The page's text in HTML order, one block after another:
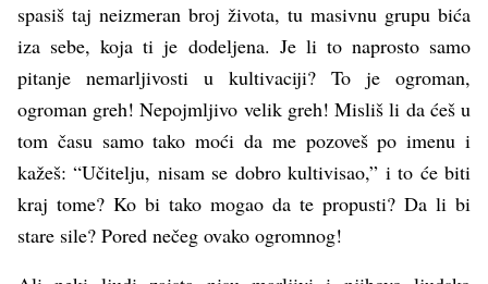
spasiš taj neizmeran broj života, tu masivnu grupu bića
iza sebe, koja ti je dodeljena. Je li to naprosto samo
pitanje nemarljivosti u kultivaciji? To je ogroman,
ogroman greh! Nepojmljivo velik greh! Misliš li da ćeš u
tom času samo tako moći da me pozoveš po imenu i
kažeš: “Učitelju, nisam se dobro kultivisao,” i to će biti
kraj tome? Ko bi tako mogao da te propusti? Da li bi
stare sile? Pored nečeg ovako ogromnog!